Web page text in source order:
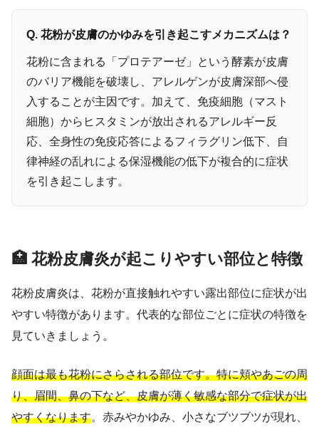
Q. 花粉が皮膚のかゆみを引き起こすメカニズムは？
花粉に含まれる「プロテアーゼ」という酵素が皮膚
のバリア機能を破壊し、アレルゲンが皮膚深部へ侵
入することが主因です。加えて、免疫細胞（マスト
細胞）からヒスタミンが放出されるアレルギー反
応、全身性の免疫応答によるフィラグリン低下、自
律神経の乱れによる保湿機能の低下が複合的に症状
を引き起こします。
🏥 花粉皮膚炎が起こりやすい部位と特徴
花粉皮膚炎は、花粉が直接触れやすい露出部位に症状が出
やすい特徴があります。代表的な部位ごとに症状の特徴を
見ていきましょう。
顔面は最も花粉にさらされる部位です。特に頬やあごの周
り、眉間、鼻の下など、皮膚が薄く敏感な部分で症状が出
やすくなります。赤みやかゆみ、小さなブツブツが現れ、